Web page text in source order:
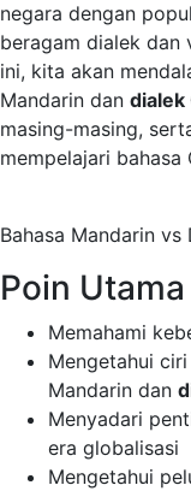
negara dengan
beragam dialek dan
ini, kita akan
Mandarin dan dialek
masing-masing,
mempelajari
Bahasa Mandarin vs
Poin Utama
Memahami
Mengetahui
Mandarin dan
Menyadari
era globalisasi
Mengetahui